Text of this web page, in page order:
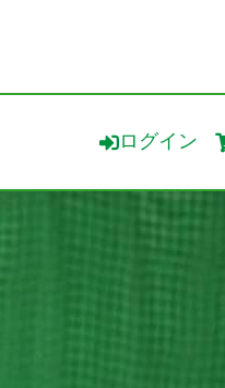
ログイン